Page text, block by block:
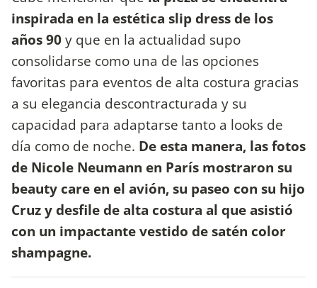
inspirada en la estética slip dress de los
años 90y que en la actualidad supo
consolidarse como una de las opciones
favoritas para eventos de alta costura gracias
a su elegancia descontracturada y su
capacidad para adaptarse tanto a looks de
día como de noche. De esta manera, las fotos
de Nicole Neumann en París mostraron su
beauty care en el avión, su paseo con su hijo
Cruz y desfile de alta costura al que asistió
con un impactante vestido de satén color
shampagne.